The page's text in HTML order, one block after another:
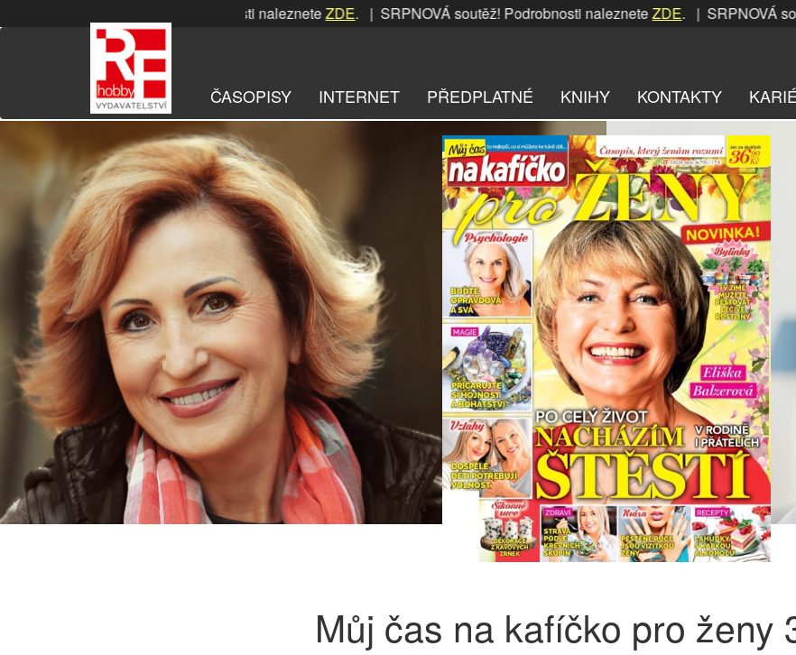
na
soutěž! Podrobnosti nalezneteZDE. | SRPNOVÁ soutěž! Podrobnosti nalezneteZDE. | SRPNOVÁ soutěž!
ČASOPISY INTERNET PŘEDPLATNÉ KNIHY KONTAKTY
Můj čas na kafíčko pro ženy